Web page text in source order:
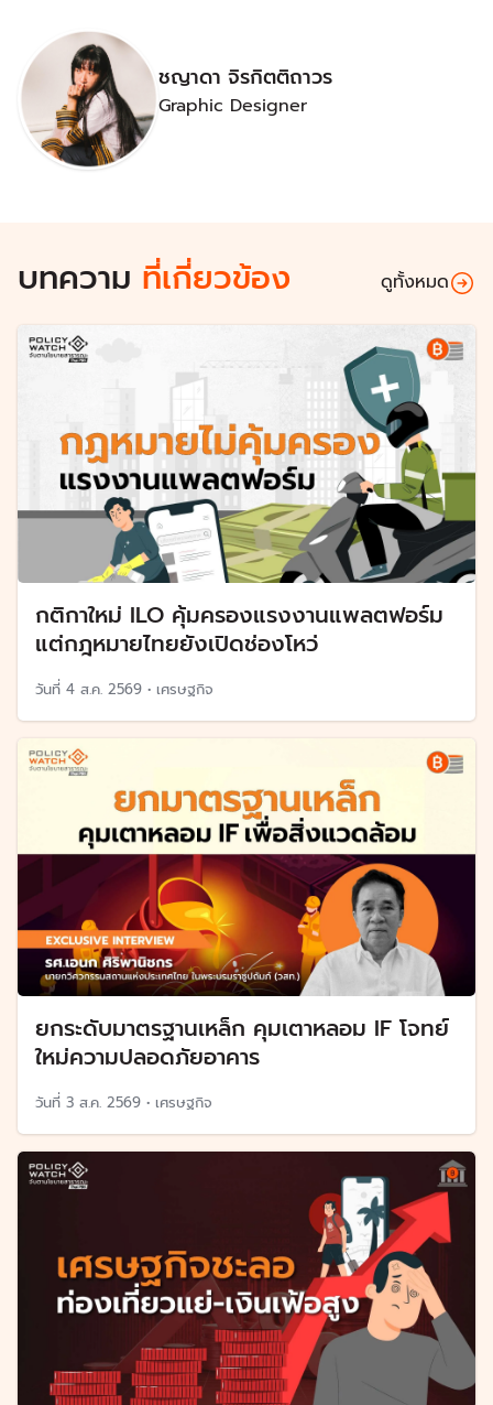
ชญาดา จิรกิตติถาวร
Graphic Designer
บทความ ที่เกี่ยวข้อง ดูทั้งหมด
กติกาใหม่ ILO คุ้มครองแรงงานแพลตฟอร์ม
แต่กฎหมายไทยยังเปิดช่องโหว่
วันที่ 4 ส.ค. 2569 • เศรษฐกิจ
ยกระดับมาตรฐานเหล็ก คุมเตาหลอม IF โจทย์
ใหม่ความปลอดภัยอาคาร
วันที่ 3 ส.ค. 2569 • เศรษฐกิจ